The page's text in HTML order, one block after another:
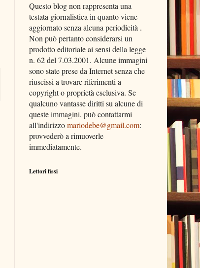
Questo blog non rappresenta una
testata giornalistica in quanto viene
aggiornato senza alcuna periodicità .
Non può pertanto considerarsi un
prodotto editoriale ai sensi della legge
n. 62 del 7.03.2001. Alcune immagini
sono state prese da Internet senza che
riuscissi a trovare riferimenti a
copyright o proprietà esclusiva. Se
qualcuno vantasse diritti su alcune di
queste immagini, può contattarmi
all'indirizzomariodebe@gmail.com:
provvederò a rimuoverle
immediatamente.
Lettori fissi